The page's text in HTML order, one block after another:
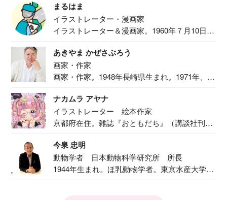
まるはま
イラストレーター・漫画家
イラストレーター＆漫画家。1960年７月10日生
あきやま かぜさぶろう
画家・作家
画家・作家。1948年長崎県生まれ。1971年、
ナカムラ アヤナ
イラストレーター 絵本作家
京都府在住。雑誌『おともだち』（講談社刊）
今泉 忠明
動物学者 日本動物科学研究所 所長
1944年生まれ。ほ乳動物学者。東京水産大学卒